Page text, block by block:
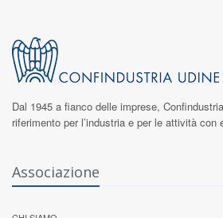
Dal 1945 a fianco delle imprese,
riferimento per l’industria e per le attività con
Associazione